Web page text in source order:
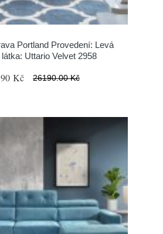
Portland Provedení: Levá
Uttario Velvet 2958
Kč 26190.00 Kč